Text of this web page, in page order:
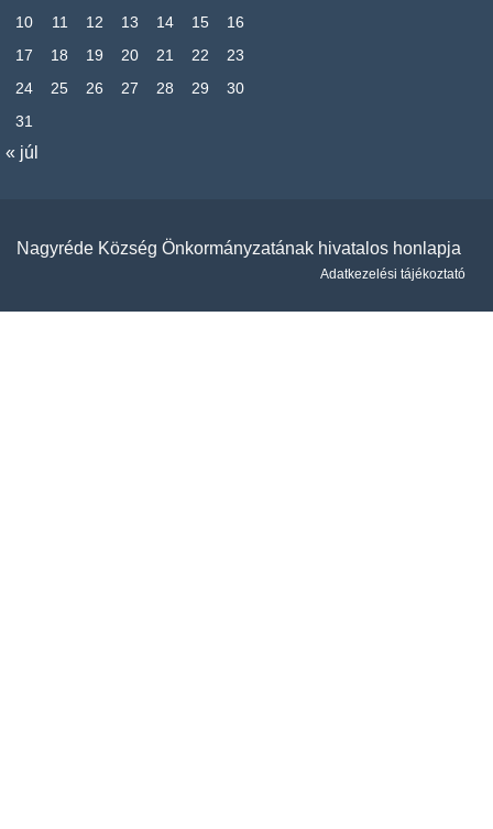
10
11 12 13 14 15
16
17
18 19 20 21 22
23
24
25 26 27 28 29
30
31
« júl
Nagyréde Község Önkormányzatának hivatalos honlapja
Adatkezelési tájékoztató